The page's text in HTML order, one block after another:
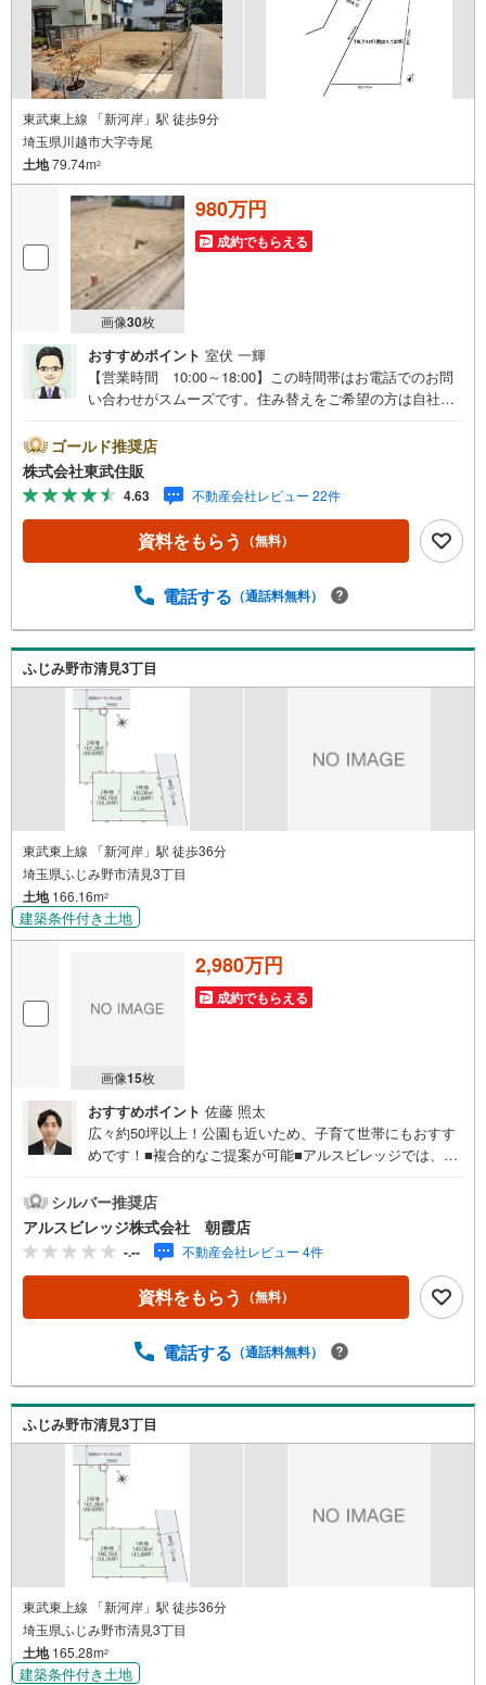
東武東上線 「新河岸」駅 徒歩9分
埼玉県川越市大字寺尾
土地79.74m2
画像30枚
980万円
成約でもらえる
おすすめポイント 室伏 一輝
【営業時間 10:00～18:00】この時間帯はお電話でのお問
い合わせがスムーズです。住み替えをご希望の方は自社買
ください。●新河岸駅徒歩9分●建築条件無し●都市ガス・本
下水●周辺施設充実◇当社の強みは（1）リフォーム（当社
でも再販事業を行っている為、お客様に最適なプランをご
提供できます。）（2）注文住宅のご紹介（提携ハウスメー
カー7社を保有しておりますので、ご予算・ご希望に合った
プランをご紹介できます。）◇住まいに関する不動産情報
ります。◇インターネット予約で当日現地見学が可能です
以内をご希望の方は「ご要望・ご質問欄」に希望日時をご
記入ください！
ゴールド推奨店
株式会社東武住販
4.63 不動産会社レビュー 22件
資料をもらう （無料）
電話する （通話料無料）
ふじみ野市清見3丁目
東武東上線 「新河岸」駅 徒歩36分
埼玉県ふじみ野市清見3丁目
土地166.16m2
建築条件付き土地
画像15枚
2,980万円
成約でもらえる
おすすめポイント 佐藤 照太
広々約50坪以上！公園も近いため、子育て世帯にもおすす
めです！■複合的なご提案が可能■アルスビレッジでは、新
いの他、「土地＋建築」「中古住宅購入＋リフォーム」
「売却＋住み替え」など、複合的なご提案をさせて頂きま
す。必要となる費用やローンシミュレーションなど、より
具体的なプランもご提案可能です。■お客様の「買いたい」
「売りたい」にお応えいたします■お客様にベストな選択を
していただくための提案をしていきたいと考えておりま
も行っております。＝＝＝＝＝＝＝＝＝＝＝＝＝＝＝＝＝
火・水）上記時間はお電話が繋がりやすくなっておりま
す。ぜひお気軽にご連絡下さい！現地を見学される場合は
「室内・現地を見学する（無料）」ボタンよりご希望の日
時をご記入いただけますとスムーズにご案内が可能です。
＝＝＝＝＝＝＝＝＝＝＝＝＝＝＝＝＝＝＝＝＝＝＝＝＝＝
＝＝
シルバー推奨店
アルスビレッジ株式会社 朝霞店
-.-- 不動産会社レビュー 4件
資料をもらう （無料）
電話する （通話料無料）
ふじみ野市清見3丁目
東武東上線 「新河岸」駅 徒歩36分
埼玉県ふじみ野市清見3丁目
土地165.28m2
建築条件付き土地